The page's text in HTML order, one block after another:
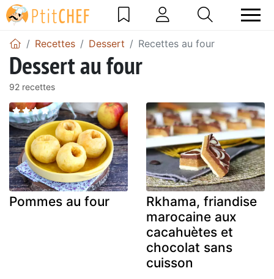
Recettes Dessert Recettes au four
Dessert au four
92 recettes
Pommes au four
Rkhama, friandise
marocaine aux
cacahuètes et
chocolat sans
cuisson